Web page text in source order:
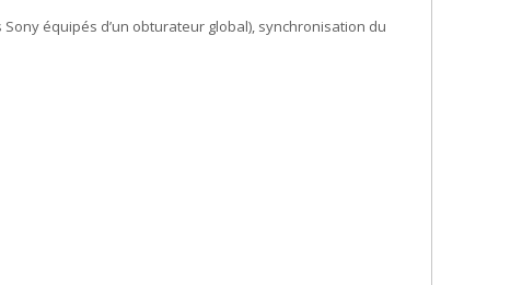
équipés d’un obturateur global), synchronisation du